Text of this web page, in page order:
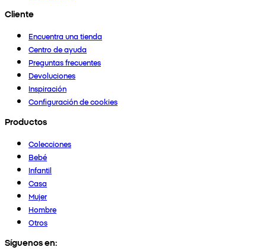
Cliente
Encuentra una tienda
Centro de ayuda
Preguntas frecuentes
Devoluciones
Inspiración
Configuración de cookies
Productos
Colecciones
Bebé
Infantil
Casa
Mujer
Hombre
Otros
Síguenos en: